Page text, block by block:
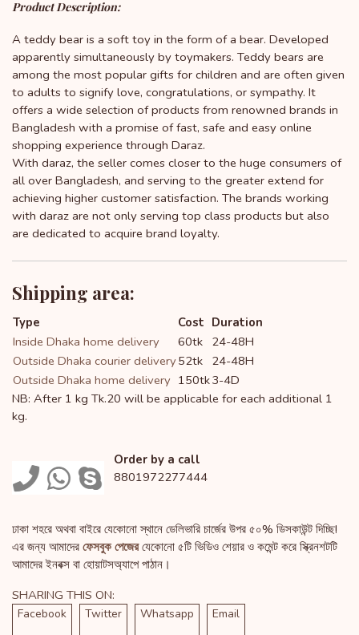
Product Description:
A teddy bear is a soft toy in the form of a bear. Developed
apparently simultaneously by toymakers. Teddy bears are
among the most popular gifts for children and are often given
to adults to signify love, congratulations, or sympathy. It
offers a wide selection of products from renowned brands in
Bangladesh with a promise of fast, safe and easy online
shopping experience through Daraz.
With daraz, the seller comes closer to the huge consumers of
all over Bangladesh, and serving to the greater extend for
achieving higher customer satisfaction. The brands working
with daraz are not only serving top class products but also
are dedicated to acquire brand loyalty.
Shipping area:
Type Cost Duration
Inside Dhaka home delivery
60tk 24-48H
Outside Dhaka courier delivery52tk 24-48H
Outside Dhaka home delivery 150tk3-4D
NB: After 1 kg Tk.20 will be applicable for each additional 1
kg.
Order by a call
8801972277444
ঢাকা শহরে অথবা বাইরে যেকোনো স্থানে ডেলিভারি চার্জের উপর ৫০% ডিসকাউন্ট দিচ্ছি!
এর জন্য আমাদের ফেসবুক পেজেরযেকোনো ৫টি ভিডিও শেয়ার ও কমেন্ট করে স্ক্রিনশটটি
আমাদের ইনবক্স বা হোয়াটসঅ্যাপে পাঠান।
SHARING THIS ON:
Facebook Twitter Whatsapp Email